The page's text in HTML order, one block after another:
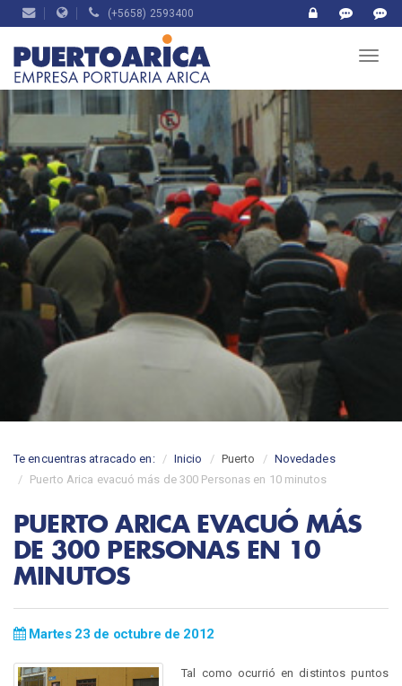
(+5658) 2593400
Te encuentras atracado en: Inicio Puerto
Novedades
Puerto Arica evacuó más de 300 Personas en 10 minutos
PUERTO ARICA EVACUÓ MÁS
DE 300 PERSONAS EN 10
MINUTOS
Martes 23 de octubre de 2012
Tal como ocurrió en distintos puntos